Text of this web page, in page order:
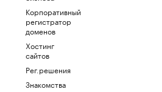
Корпоративный
регистратор
доменов
Хостинг
сайтов
Рег.решения
Знакомства